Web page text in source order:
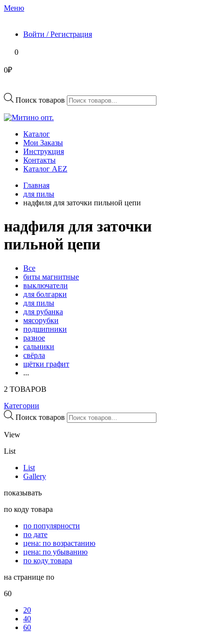
Меню
Войти / Регистрация
0
0₽
Поиск товаров
Каталог
Мои Заказы
Инструкция
Контакты
Каталог AEZ
Главная
для пилы
надфиля для заточки пильной цепи
надфиля для заточки
пильной цепи
Все
биты магнитные
выключатели
для болгарки
для пилы
для рубанка
мясорубки
подшипники
разное
сальники
свёрла
щётки графит
...
2 ТОВАРОВ
Категории
Поиск товаров
View
List
List
Gallery
показывать
по коду товара
по популярности
по дате
цена: по возрастанию
цена: по убыванию
по коду товара
на странице по
60
20
40
60